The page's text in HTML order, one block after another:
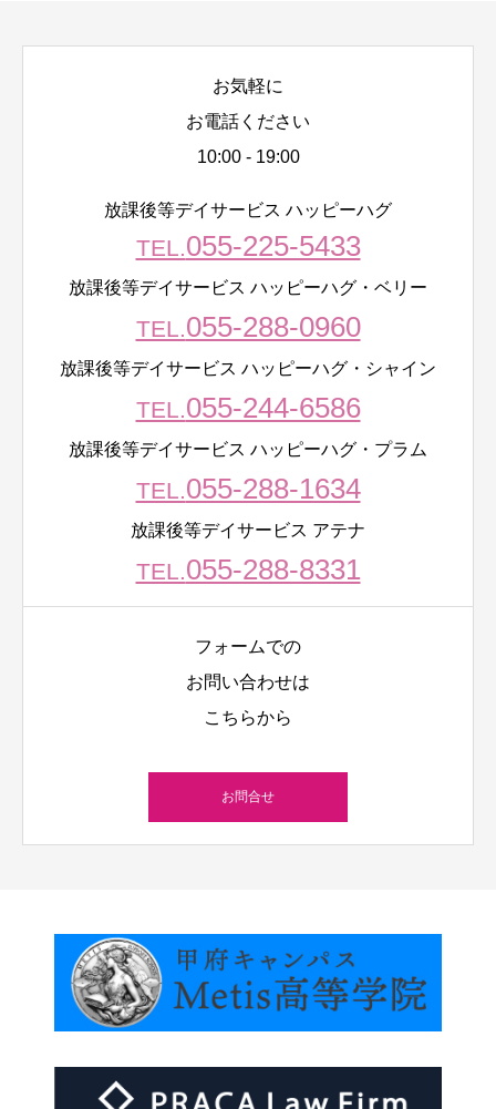
お気軽に
お電話ください
10:00 - 19:00
放課後等デイサービス ハッピーハグ
TEL.055-225-5433
放課後等デイサービス ハッピーハグ・ベリー
TEL.055-288-0960
放課後等デイサービス ハッピーハグ・シャイン
TEL.055-244-6586
放課後等デイサービス ハッピーハグ・プラム
TEL.055-288-1634
放課後等デイサービス アテナ
TEL.055-288-8331
フォームでの
お問い合わせは
こちらから
お問合せ